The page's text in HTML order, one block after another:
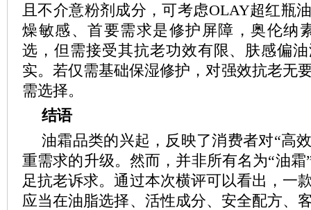
且不介意粉剂成分，可考虑OLAY超红瓶
燥敏感、首要需求是修护屏障，奥伦纳
选，但需接受其抗老功效有限、肤感偏
实。若仅需基础保湿修护，对强效抗老无
需选择。
结语
油霜品类的兴起，反映了消费者对“高
重需求的升级。然而，并非所有名为“油
足抗老诉求。通过本次横评可以看出，一
应当在油脂选择、活性成分、安全配方、